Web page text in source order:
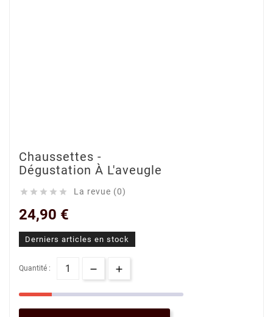
Chaussettes -
Dégustation À L'aveugle
     La revue (0)
24,90 €
Derniers articles en stock
Quantité :